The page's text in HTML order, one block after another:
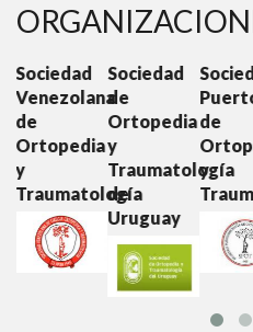
Sociedad
de
Ortopedia
y
Traumatología
de
Uruguay
Sociedad
Puertoriqueña
de
Ortopedia
y
de
y